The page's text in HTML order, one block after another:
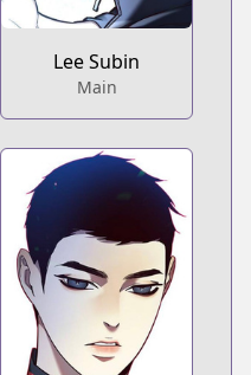
Lee Subin
Main